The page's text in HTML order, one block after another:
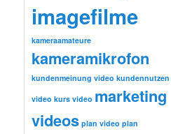
imagefilme
kameraamateure
kameramikrofon
kundenmeinung video kundennutzen
video kurs video marketing
videos plan video plan